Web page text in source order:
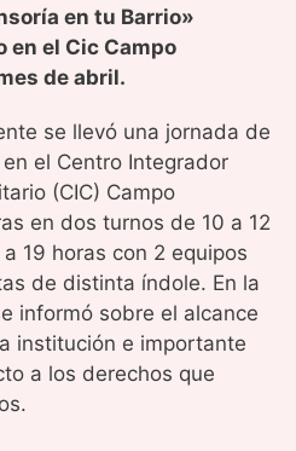
en tu Barrio»
en el Cic Campo
de abril.
se llevó una jornada de
el Centro Integrador
(CIC) Campo
en dos turnos de 10 a 12
19 horas con 2 equipos
de distinta índole. En la
informó sobre el alcance
institución e importante
a los derechos que